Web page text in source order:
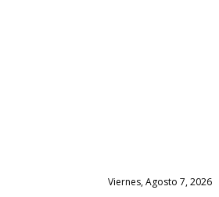
Viernes, Agosto 7, 2026